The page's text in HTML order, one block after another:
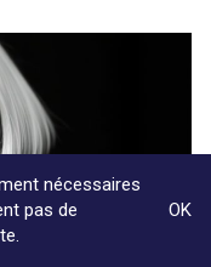
nécessaires
pas de
OK